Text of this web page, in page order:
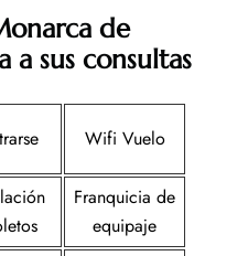
de
a sus consultas
Wifi Vuelo
Franquicia de
equipaje